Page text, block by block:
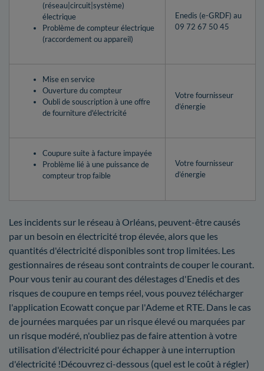
(réseau|circuit|système)
électrique
Problème de compteur électrique
(raccordement ou appareil)
Enedis (e-GRDF) au
09 72 67 50 45
Mise en service
Ouverture du compteur
Oubli de souscription à une offre
de fourniture d'électricité
Votre fournisseur
d’énergie
Coupure suite à facture impayée
Problème lié à une puissance de
compteur trop faible
Votre fournisseur
d’énergie
Les incidents sur le réseau à Orléans, peuvent-être causés
par un besoin en électricité trop élevée, alors que les
quantités d'électricité disponibles sont trop limitées. Les
gestionnaires de réseau sont contraints de couper le courant.
Pour vous tenir au courant des délestages d'Enedis et des
risques de coupure en temps réel, vous pouvez télécharger
l'application Ecowatt conçue par l'Ademe et RTE. Dans le cas
de journées marquées par un risque élevé ou marquées par
un risque modéré, n'oubliez pas de faire attention à votre
utilisation d'électricité pour échapper à une interruption
d'électricité !Découvrez ci-dessous (quel est le coût à régler)